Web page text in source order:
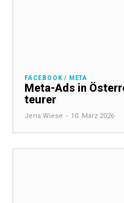
FACEBOOK / META
Meta-Ads in
teurer
Jens Wiese - 10. März 2026